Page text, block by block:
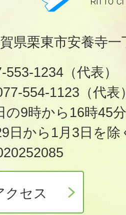
県栗東市安養寺
1234（代表）
554-1123（代表
の9時から16時45分
日から1月3日を除
クセス